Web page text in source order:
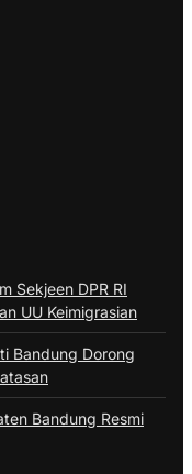
Sekjeen DPR RI
UU Keimigrasian
Bandung Dorong
Bandung Resmi